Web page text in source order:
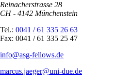
Reinacherstrasse 28
CH - 4142 Münchenstein
Tel.: 0041 / 61 335 26 63
Fax: 0041 / 61 335 25 47
info@asg-fellows.de
marcus.jaeger@uni-due.de